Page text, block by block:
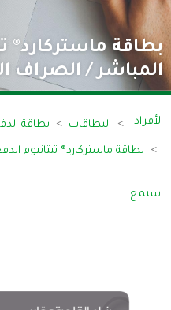
بطاقة ماستركارد®
المباشر / الصراف
الأفراد البطاقات بطاقة
بطاقة ماستركارد® تيتانيوم
استمع